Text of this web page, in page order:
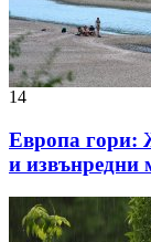
14
Европа гори:
и извънредни